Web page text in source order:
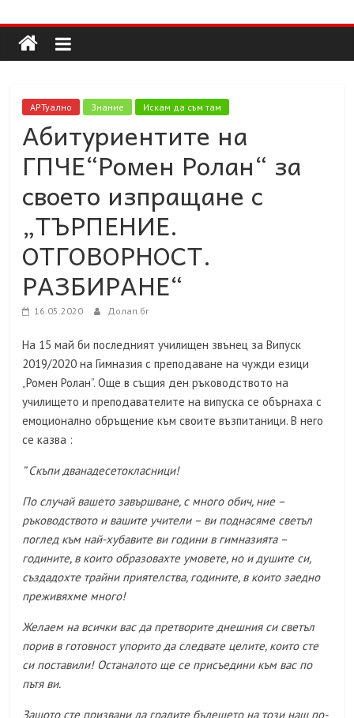
to
content
Долап
БГ
култура|
изкуство|
пътешествия|
мода|
събития|
кухня|
реклама|
минало|
АРТуално Знание Искам да съм там
Абитуриентите на
ГПЧЕ“Ромен Ролан“ за
своето изпращане с
„ТЪРПЕНИЕ.
ОТГОВОРНОСТ.
РАЗБИРАНЕ“
16.05.2020 Долап.бг
На 15 май би последният училищен звънец за Випуск
2019/2020 на Гимназия с преподаване на чужди езици
„Ромен Ролан”. Още в същия ден ръководството на
училището и преподавателите на випуска се обърнаха с
емоционално обръщение към своите възпитаници. В него
се казва :
” Скъпи дванадесетокласници!
По случай вашето завършване, с много обич, ние –
ръководството и вашите учители – ви поднасяме светъл
поглед към най-хубавите ви години в гимназията –
годините, в които образовахте умовете, но и душите си,
създадохте трайни приятелства, годините, в които заедно
преживяхме много!
Желаем на всички вас да претворите днешния си светъл
порив в готовност упорито да следвате целите, които сте
си поставили! Останалото ще се присъедини към вас по
пътя ви.
Защото сте призвани да градите бъдещето на този наш по-